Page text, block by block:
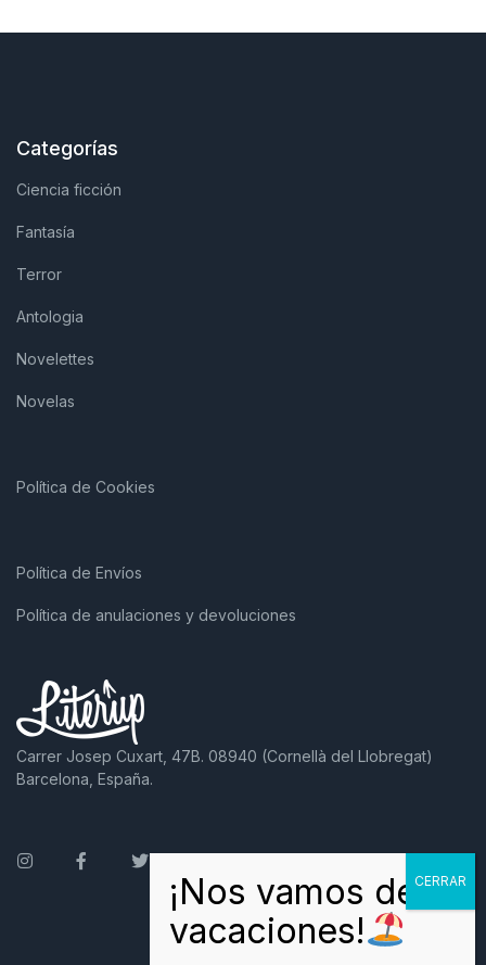
Categorías
Ciencia ficción
Fantasía
Terror
Antologia
Novelettes
Novelas
Política de Cookies
Política de Envíos
Política de anulaciones y devoluciones
Carrer Josep Cuxart, 47B. 08940 (Cornellà del Llobregat)
Barcelona, España.
InstagramFacebookTwitter